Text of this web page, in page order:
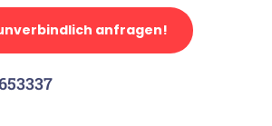
anfragen!